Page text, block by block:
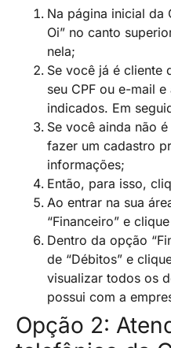
Na página inicial da
Oi” no canto
nela;
Se você já é cliente
seu CPF ou e-mail
indicados. Em
Se você ainda não
fazer um cadastro
informações;
Então, para isso,
Ao entrar na sua
“Financeiro” e
Dentro da opção
de “Débitos” e
visualizar todos os
possui com a
Opção 2: